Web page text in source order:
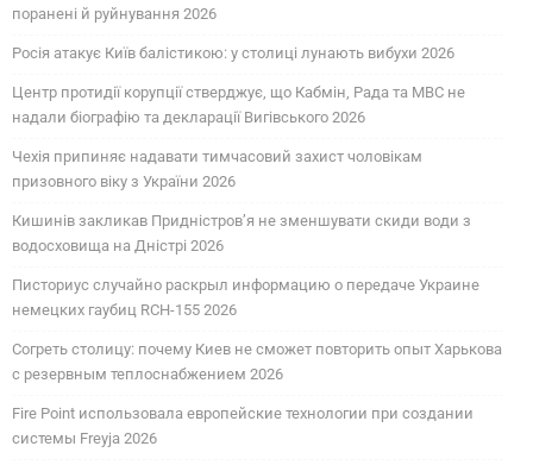
поранені й руйнування 2026
Росія атакує Київ балістикою: у столиці лунають вибухи 2026
Центр протидії корупції стверджує, що Кабмін, Рада та МВС не
надали біографію та декларації Вигівського 2026
Чехія припиняє надавати тимчасовий захист чоловікам
призовного віку з України 2026
Кишинів закликав Придністров’я не зменшувати скиди води з
водосховища на Дністрі 2026
Писториус случайно раскрыл информацию о передаче Украине
немецких гаубиц RCH-155 2026
Согреть столицу: почему Киев не сможет повторить опыт Харькова
с резервным теплоснабжением 2026
Fire Point использовала европейские технологии при создании
системы Freyja 2026